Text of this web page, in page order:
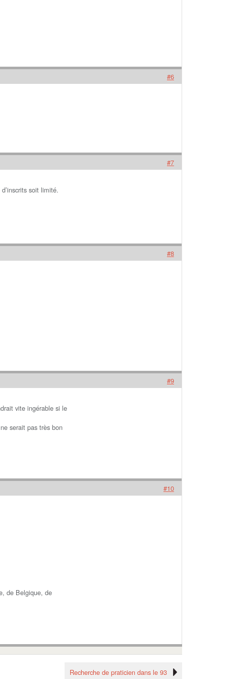
#6
#7
soit limité.
#8
#9
vite ingérable si le
serait pas très bon
#10
de Belgique, de
Recherche de praticien dans le 93